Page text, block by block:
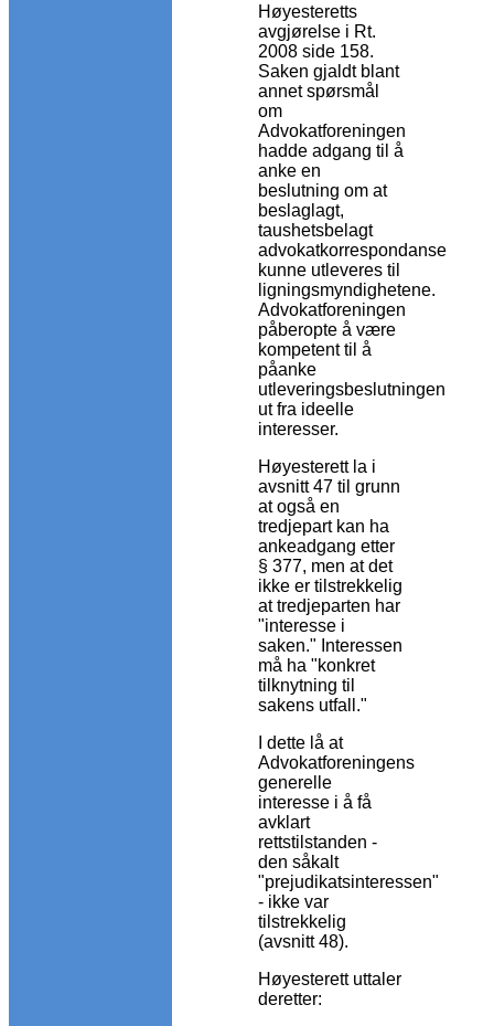
Høyesteretts
avgjørelse i Rt.
2008 side 158.
Saken gjaldt blant
annet spørsmål
om
Advokatforeningen
hadde adgang til å
anke en
beslutning om at
beslaglagt,
taushetsbelagt
advokatkorrespondanse
kunne utleveres til
ligningsmyndighetene.
Advokatforeningen
påberopte å være
kompetent til å
påanke
utleveringsbeslutningen
ut fra ideelle
interesser.
Høyesterett la i
avsnitt 47 til grunn
at også en
tredjepart kan ha
ankeadgang etter
§ 377, men at det
ikke er tilstrekkelig
at tredjeparten har
"interesse i
saken." Interessen
må ha "konkret
tilknytning til
sakens utfall."
I dette lå at
Advokatforeningens
generelle
interesse i å få
avklart
rettstilstanden -
den såkalt
"prejudikatsinteressen"
- ikke var
tilstrekkelig
(avsnitt 48).
Høyesterett uttaler
deretter: